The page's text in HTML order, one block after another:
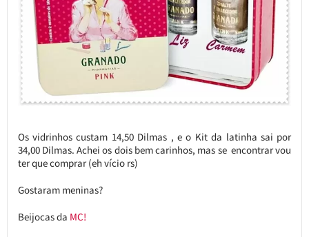
Os vidrinhos custam 14,50 Dilmas , e o Kit da latinha sai por
34,00 Dilmas. Achei os dois bem carinhos, mas se encontrar vou
ter que comprar (eh vício rs)
Gostaram meninas?
Beijocas da MC!